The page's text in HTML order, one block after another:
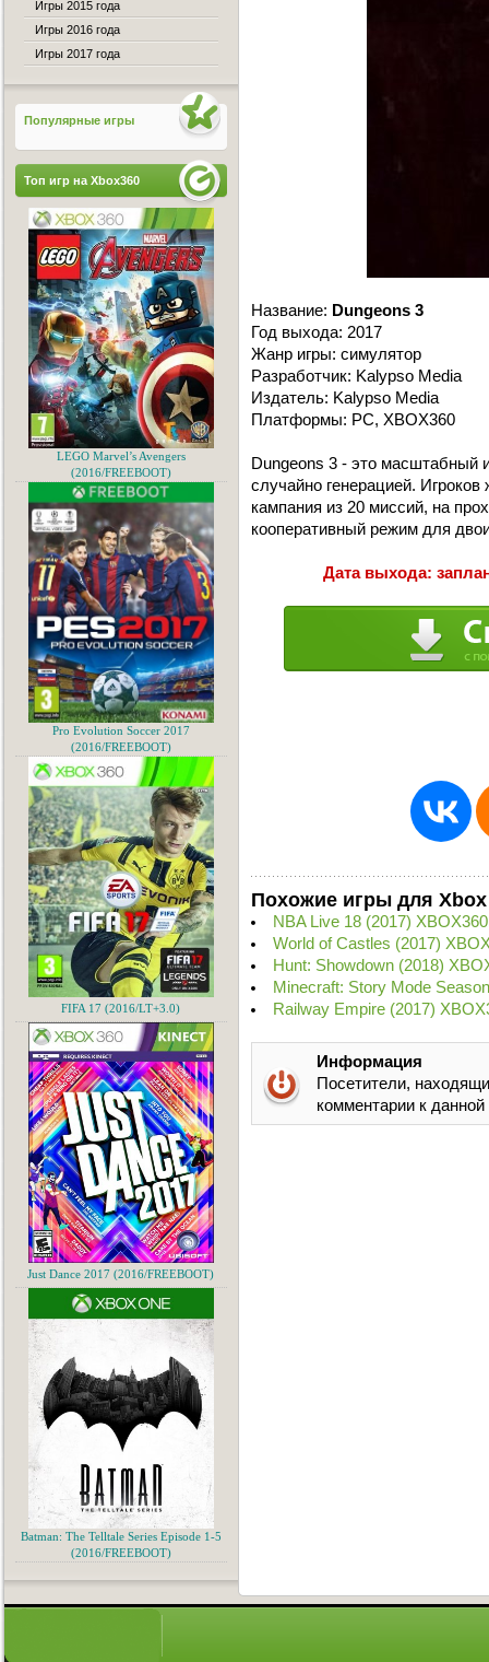
Название: Dungeons 3
Год выхода: 2017
Жанр игры: симулятор
Разработчик: Kalypso Media
Издатель: Kalypso Media
Платформы: PC, XBOX360
Dungeons 3 - это масштабный
случайно генерацией.
кампания из 20 миссий, на
кооперативный режим для
Дата выхода:
Похожие игры для Xbox
NBA Live 18 (2017)
World of Castles (2017)
Hunt: Showdown (2018)
Minecraft: Story Mode
Railway Empire (2017)
Информация
Посетители,
комментарии к
Игры 2015 года
Игры 2016 года
Игры 2017 года
Популярные игры
Топ игр на Xbox360
LEGO Marvel’s Avengers
(2016/FREEBOOT)
Pro Evolution Soccer 2017
(2016/FREEBOOT)
FIFA 17 (2016/LT+3.0)
Just Dance 2017 (2016/FREEBOOT)
Batman: The Telltale Series Episode 1-5
(2016/FREEBOOT)